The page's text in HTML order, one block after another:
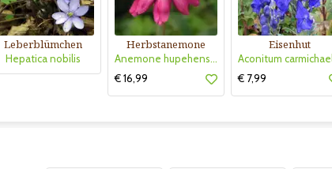
Leberblümchen
Hepatica nobilis
Herbstanemone
Anemone hupehensis 'Prinz Heinrich'
€ 16,99
Eisenhut
€ 7,99